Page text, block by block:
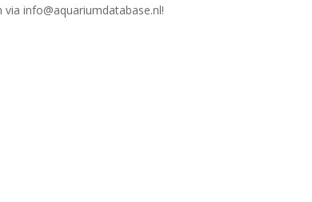
via info@aquariumdatabase.nl!